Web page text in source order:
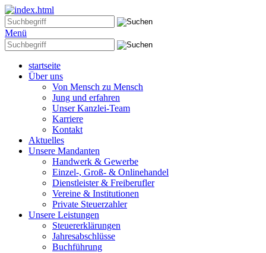
Menü
startseite
Über uns
Von Mensch zu Mensch
Jung und erfahren
Unser Kanzlei-Team
Karriere
Kontakt
Aktuelles
Unsere Mandanten
Handwerk & Gewerbe
Einzel-, Groß- & Onlinehandel
Dienstleister & Freiberufler
Vereine & Institutionen
Private Steuerzahler
Unsere Leistungen
Steuererklärungen
Jahresabschlüsse
Buchführung